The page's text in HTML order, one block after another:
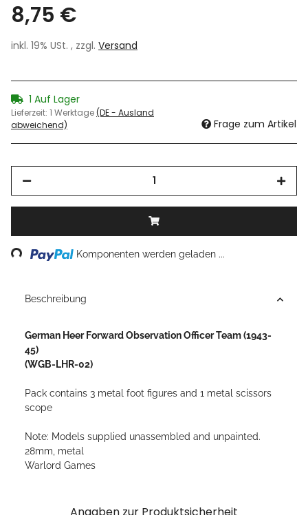
8,75 €
inkl. 19% USt. , zzgl. Versand
1 Auf Lager
Lieferzeit: 1 Werktage(DE - Ausland
abweichend)
Frage zum Artikel
Komponenten werden geladen ...
Beschreibung
German Heer Forward Observation Officer Team (1943-
45)
(WGB-LHR-02)
Pack contains 3 metal foot figures and 1 metal scissors
scope
Note: Models supplied unassembled and unpainted.
28mm, metal
Warlord Games